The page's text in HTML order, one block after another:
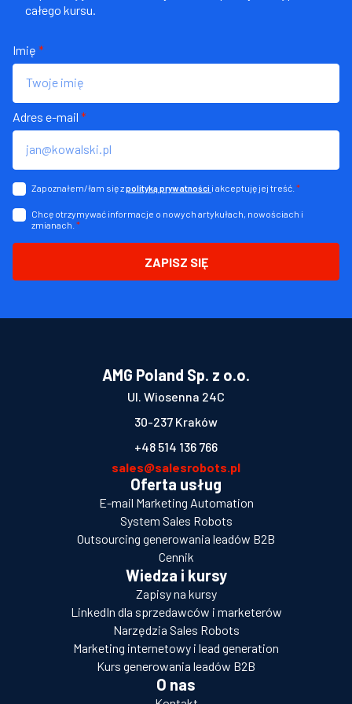
całego kursu.
Imię *
Adres e-mail *
Zapoznałem/łam się zpolityką prywatności i akceptuję jej treść. *
Chcę otrzymywać informacje o nowych artykułach, nowościach i
zmianach. *
ZAPISZ SIĘ
AMG Poland Sp. z o.o.
Ul. Wiosenna 24C
30-237 Kraków
+48 514 136 766
sales@salesrobots.pl
Oferta usług
E-mail Marketing Automation
System Sales Robots
Outsourcing generowania leadów B2B
Cennik
Wiedza i kursy
Zapisy na kursy
LinkedIn dla sprzedawców i marketerów
Narzędzia Sales Robots
Marketing internetowy i lead generation
Kurs generowania leadów B2B
O nas